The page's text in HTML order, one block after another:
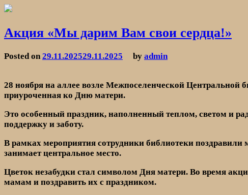
Skip
content
МКУК «Межпоселенческая Центральная библиотека»
Акция «Мы дарим Вам свои сердца!»
Posted on29.11.202529.11.2025 by admin
28 ноября на аллее возле Межпоселенческой
приуроченная ко Дню матери.
Это особенный праздник, наполненный теплом, светом и
поддержку и заботу.
В рамках мероприятия сотрудники библиотеки
занимает центральное место.
Цветок незабудки стал символом Дня матери. Во время
мамам и поздравить их с праздником.